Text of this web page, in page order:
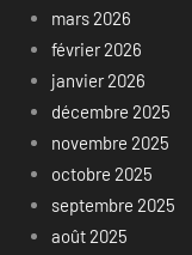
mars 2026
février 2026
janvier 2026
décembre 2025
novembre 2025
octobre 2025
septembre 2025
août 2025